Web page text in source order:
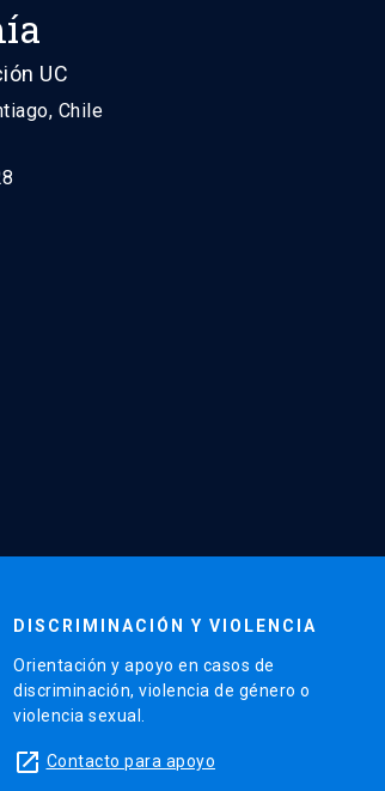
UC
Chile
DISCRIMINACIÓN Y VIOLENCIA
Orientación y apoyo en casos de
discriminación, violencia de género o
violencia sexual.
launch Contacto para apoyo